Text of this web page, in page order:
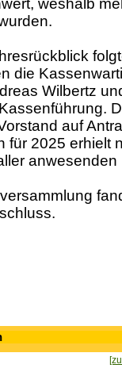
weshalb
die
Wilbertz
auf
für 2025 erhielt
anwesenden